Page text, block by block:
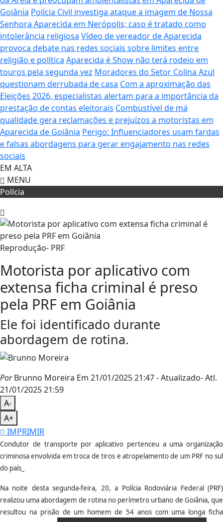
Goiânia Polícia Civil investiga ataque a imagem de Nossa
Senhora Aparecida em Nerópolis; caso é tratado como
intolerância religiosa Vídeo de vereador de Aparecida
provoca debate nas redes sociais sobre limites entre
religião e política Aparecida é Show não terá rodeio em
touros pela segunda vez Moradores do Setor Colina Azul
questionam derrubada de casa Com a aproximação das
Eleições 2026, especialistas alertam para a importância da
prestação de contas eleitorais Combustível de má
qualidade gera reclamações e prejuízos a motoristas em
Aparecida de Goiânia Perigo: Influenciadores usam fardas
e falsas abordagens para gerar engajamento nas redes
sociais
EM ALTA
MENU
Polícia
Reprodução- PRF
Motorista por aplicativo com
extensa ficha criminal é preso
pela PRF em Goiânia
Ele foi identificado durante
abordagem de rotina.
PorBrunno Moreira Em 21/01/2025 21:47- Atualizado- Atl.
21/01/2025 21:59
A-
A+
IMPRIMIR
Condutor de transporte por aplicativo pertenceu a uma organização
criminosa envolvida em troca de tiros e atropelamento de um PRF no sul
do país_
Na noite desta segunda-feira, 20, a Polícia Rodoviária Federal (PRF)
realizou uma abordagem de rotina no perímetro urbano de Goiânia, que
resultou na prisão de um homem de 54 anos com uma longa ficha